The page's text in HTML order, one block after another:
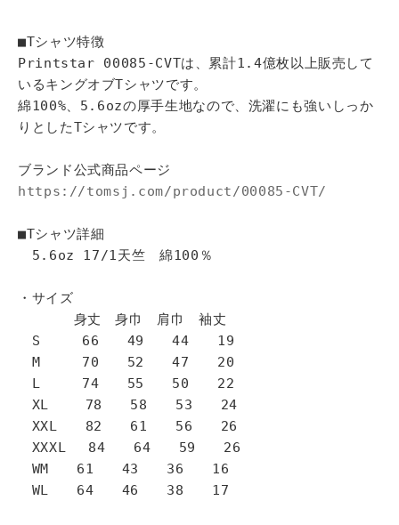
■Tシャツ特徴
Printstar 00085-CVTは、累計1.4億枚以上販売して
いるキングオブTシャツです。
綿100%、5.6ozの厚手生地なので、洗濯にも強いしっか
りとしたTシャツです。
ブランド公式商品ページ
https://tomsj.com/product/00085-CVT/
■Tシャツ詳細
5.6oz 17/1天竺 綿100％
・サイズ
身丈 身巾 肩巾 袖丈
S 66 49 44 19
M 70 52 47 20
L 74 55 50 22
XL 78 58 53 24
XXL 82 61 56 26
XXXL 84 64 59 26
WM 61 43 36 16
WL 64 46 38 17